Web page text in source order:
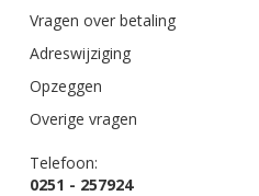
Vragen over betaling
Adreswijziging
Opzeggen
Overige vragen
Telefoon:
0251 - 257924